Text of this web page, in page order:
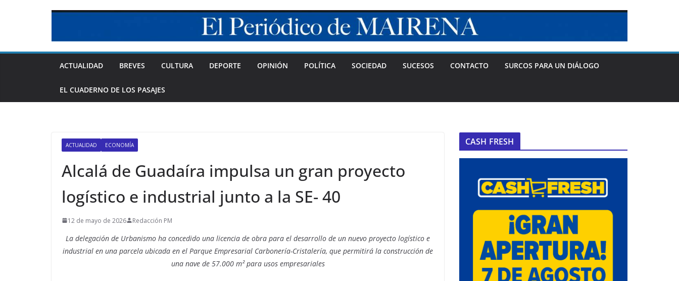
ACTUALIDAD BREVES CULTURA DEPORTE OPINIÓN POLÍTICA SOCIEDAD SUCESOS CONTACTO SURCOS PARA UN DIÁLOGO
EL CUADERNO DE LOS PASAJES
ACTUALIDAD ECONOMÍA
Alcalá de Guadaíra impulsa un gran proyecto
logístico e industrial junto a la SE- 40
12 de mayo de 2026 Redacción PM
La delegación de Urbanismo ha concedido una licencia de obra para el desarrollo de un nuevo proyecto logístico e
industrial en una parcela ubicada en el Parque Empresarial Carbonería-Cristalería, que permitirá la construcción de
una nave de 57.000 m² para usos empresariales
CASH FRESH